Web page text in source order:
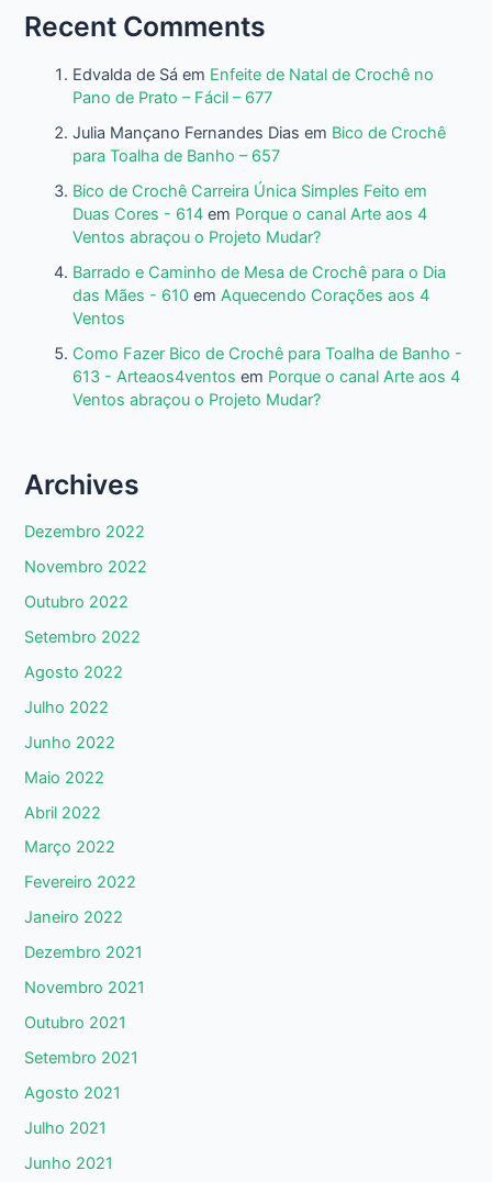
Recent Comments
Edvalda de Sá em Enfeite de Natal de Crochê no
Pano de Prato – Fácil – 677
Julia Mançano Fernandes Dias em Bico de Crochê
para Toalha de Banho – 657
Bico de Crochê Carreira Única Simples Feito em
Duas Cores - 614 em Porque o canal Arte aos 4
Ventos abraçou o Projeto Mudar?
Barrado e Caminho de Mesa de Crochê para o Dia
das Mães - 610 emAquecendo Corações aos 4
Ventos
Como Fazer Bico de Crochê para Toalha de Banho -
613 - Arteaos4ventos em Porque o canal Arte aos 4
Ventos abraçou o Projeto Mudar?
Archives
Dezembro 2022
Novembro 2022
Outubro 2022
Setembro 2022
Agosto 2022
Julho 2022
Junho 2022
Maio 2022
Abril 2022
Março 2022
Fevereiro 2022
Janeiro 2022
Dezembro 2021
Novembro 2021
Outubro 2021
Setembro 2021
Agosto 2021
Julho 2021
Junho 2021